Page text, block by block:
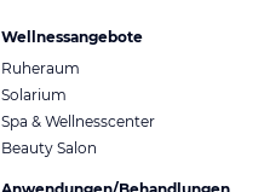
Wellnessangebote
Ruheraum
Solarium
Spa & Wellnesscenter
Beauty Salon